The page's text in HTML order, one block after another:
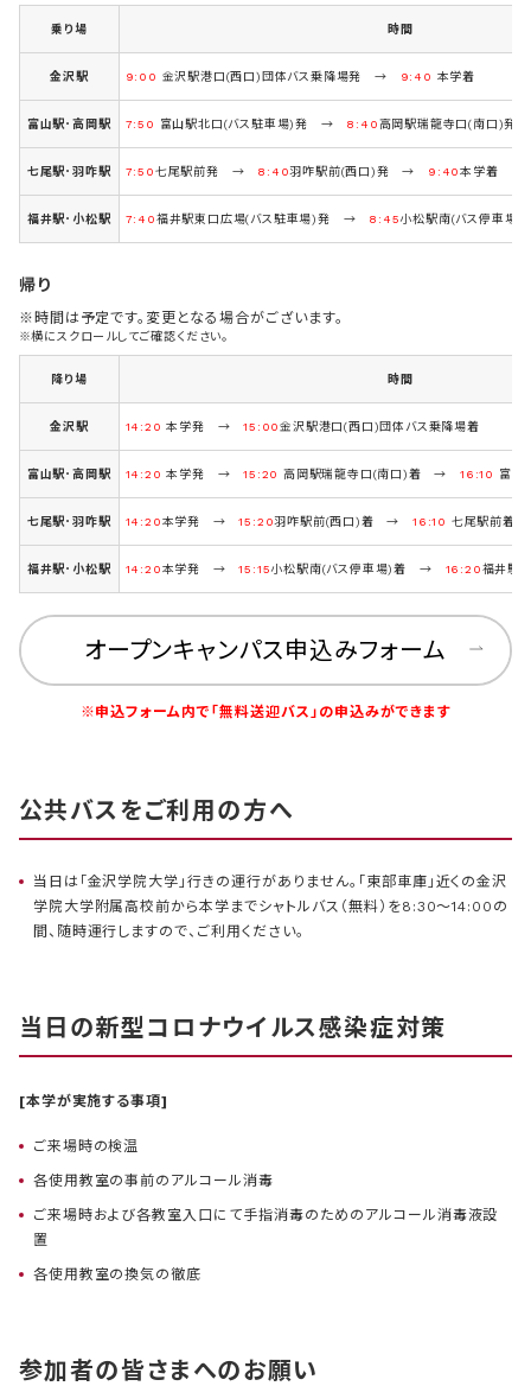
乗り場 時間
金沢駅 9:00 金沢駅港口(西口)団体バス乗降場発 → 9:40 本学着
富山駅･高岡駅 7:50 富山駅北口(バス駐車場)発 → 8:40高岡駅瑞龍寺口(南口)
七尾駅･羽咋駅 7:50七尾駅前発 → 8:40羽咋駅前(西口)発 → 9:40本学着
福井駅･小松駅 7:40福井駅東口広場(バス駐車場)発 → 8:45小松駅南(バス停車
帰り
※時間は予定です。変更となる場合がございます。
※横にスクロールしてご確認ください。
降り場 時間
金沢駅 14:20本学発 →15:00金沢駅港口(西口)団体バス乗降場着
富山駅･高岡駅 14:20 本学発 →15:20 高岡駅瑞龍寺口(南口)着 →16:10 富山
七尾駅･羽咋駅 14:20本学発 →15:20羽咋駅前(西口)着 →16:10 七尾駅前着
福井駅･小松駅 14:20本学発 →15:15小松駅南(バス停車場)着 → 16:20福井駅
オープンキャンパス申込みフォーム
※申込フォーム内で「無料送迎バス」の申込みができます
公共バスをご利用の方へ
当日は「金沢学院大学」行きの運行がありません。「東部車庫」近くの金沢
学院大学附属高校前から本学までシャトルバス（無料）を8:30～14:00の
間、随時運行しますので、ご利用ください。
当日の新型コロナウイルス感染症対策
[本学が実施する事項]
ご来場時の検温
各使用教室の事前のアルコール消毒
ご来場時および各教室入口にて手指消毒のためのアルコール消毒液設
置
各使用教室の換気の徹底
参加者の皆さまへのお願い